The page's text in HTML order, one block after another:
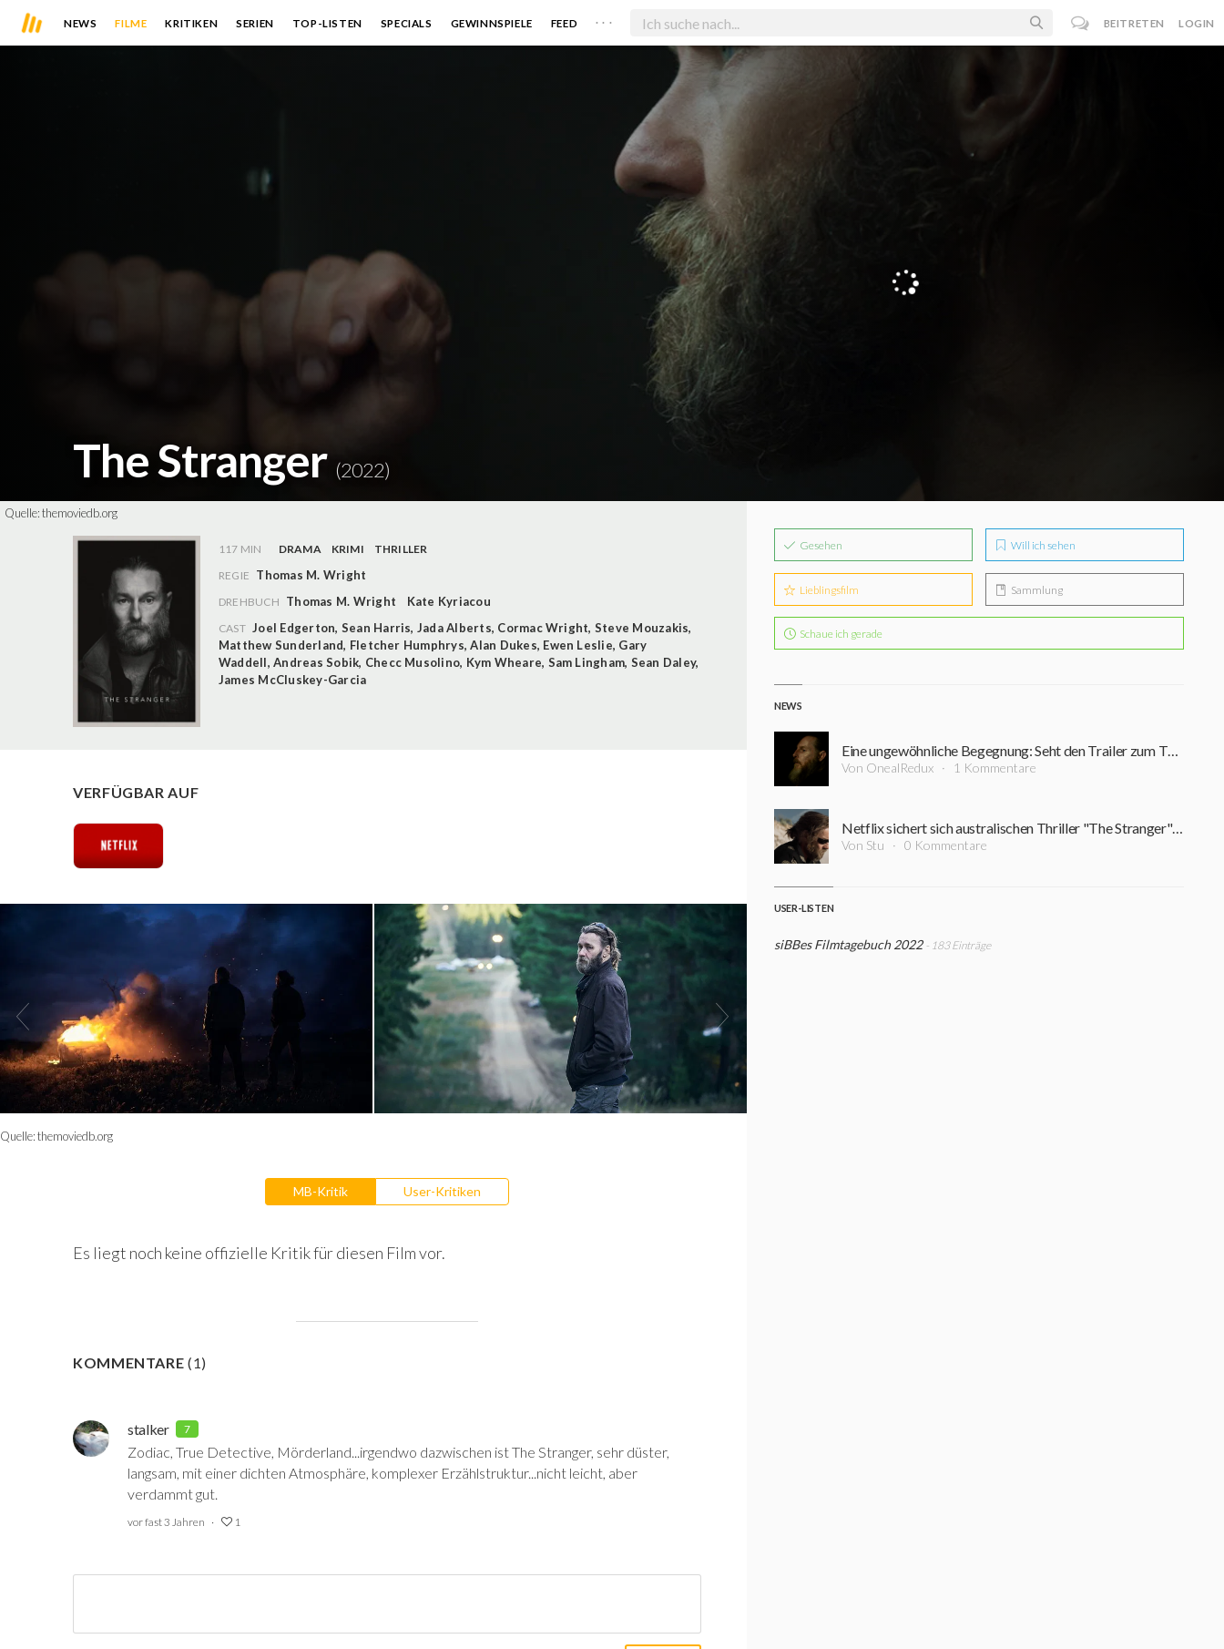
NEWS FILME KRITIKEN SERIEN TOP-LISTEN SPECIALS GEWINNSPIELE FEED . . . BEITRETEN LOGIN
The Stranger(2022)
Quelle:themoviedb.org
117 MIN DRAMA KRIMI
THRILLER
REGIE Thomas M. Wright
DREHBUCH Thomas M. Wright Kate Kyriacou
CAST Joel Edgerton, Sean Harris, Jada Alberts, Cormac Wright, Steve Mouzakis,
Matthew Sunderland, Fletcher Humphrys,Alan Dukes, Ewen Leslie, Gary
Waddell,Andreas Sobik, Checc Musolino, Kym Wheare, Sam Lingham, Sean Daley,
James McCluskey-Garcia
VERFÜGBAR AUF
Quelle:themoviedb.org
MB-Kritik User-Kritiken
Es liegt noch keine offizielle Kritik für diesen Film vor.
KOMMENTARE(1)
stalker 7
Zodiac, True Detective, Mörderland...irgendwo dazwischen ist The Stranger, sehr düster,
langsam, mit einer dichten Atmosphäre, komplexer Erzählstruktur...nicht leicht, aber
verdammt gut.
vor fast 3 Jahren 1
Gesehen Will ich sehen
Lieblingsfilm Sammlung
Schaue ich gerade
NEWS
Von OnealRedux 1 Kommentare
Netflix sichert sich australischen Thriller "The Stranger" mit Joel Edgerton (+ erster Filmclip)
Von Stu 0 Kommentare
USER-LISTEN
siBBes Filmtagebuch 2022 - 183 Einträge